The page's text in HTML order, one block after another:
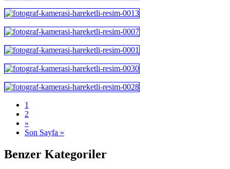
1
2
»
Son Sayfa »
Benzer Kategoriler